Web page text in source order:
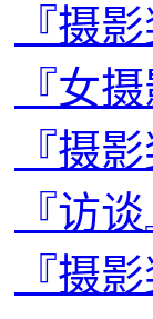
『摄
『女
『摄
『访
『摄